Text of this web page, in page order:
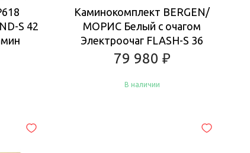
S 42
Каминокомплект BERGEN/
МОРИС Белый с очагом
Электроочаг FLASH-S 36
79 980 ₽
В наличии